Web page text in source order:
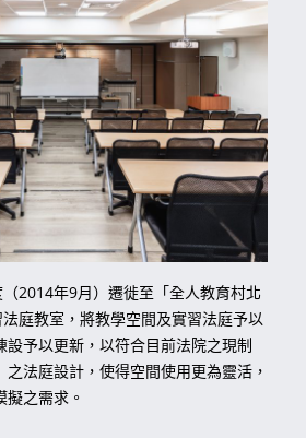
2014年9月）遷徙至「全人教育村北
庭教室，將教學空間及實習法庭予以
設予以更新，以符合目前法院之現制
法庭設計，使得空間使用更為靈活，
之需求。